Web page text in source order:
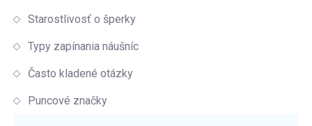
Starostlivosť o šperky
Typy zapínania náušníc
Často kladené otázky
Puncové značky